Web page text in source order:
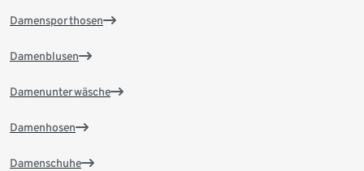
Damensporthosen
Damenblusen
Damenunterwäsche
Damenhosen
Damenschuhe